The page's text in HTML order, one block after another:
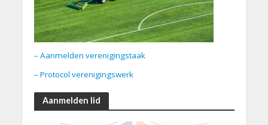
– Aanmelden verenigingstaak
– Protocol verenigingswerk
Aanmelden lid